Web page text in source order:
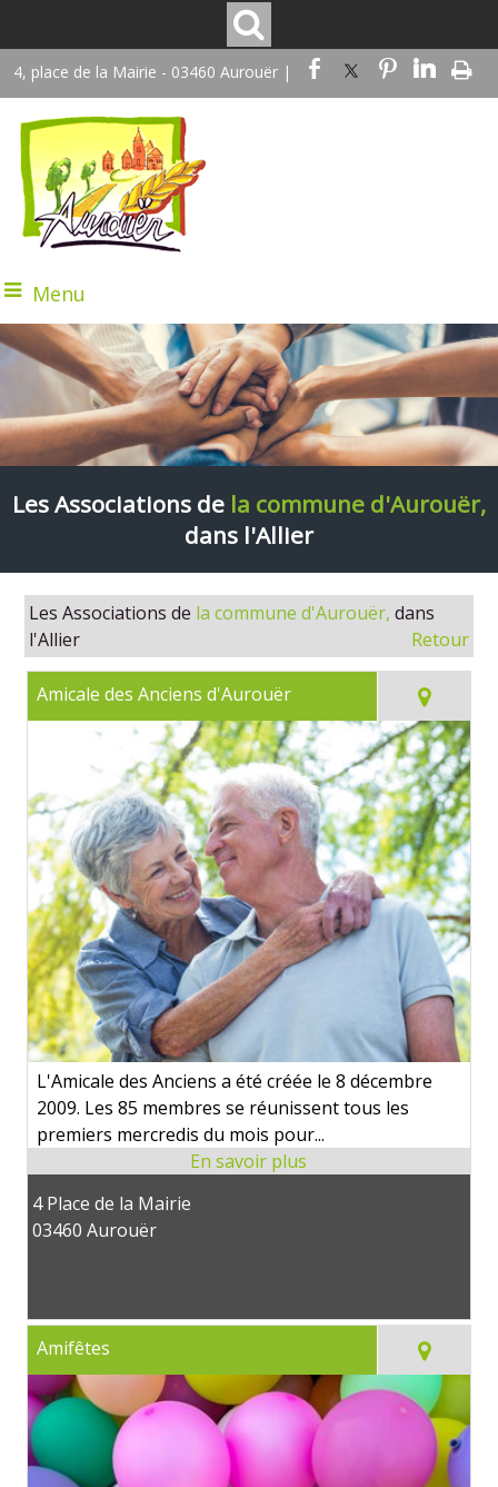
4, place de la Mairie - 03460 Aurouër |
Menu
Les Associations de la commune d'Aurouër,
dans l'Allier
Les Associations de la commune d'Aurouër, dans
l'Allier
Retour
Amicale des Anciens d'Aurouër
L'Amicale des Anciens a été créée le 8 décembre
2009. Les 85 membres se réunissent tous les
premiers mercredis du mois pour...
4 Place de la Mairie
03460 Aurouër
Amifêtes